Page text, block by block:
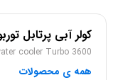
کولر آبی پرتابل توربو
cooler Turbo 3600
همه ی محصولات